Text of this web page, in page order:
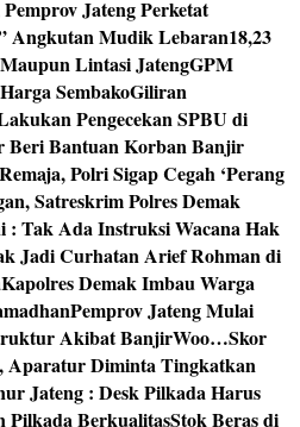
Jateng Perketat
Angkutan Mudik Lebaran18,23
Lintasi JatengGPM
SembakoGiliran
Pengecekan SPBU di
Beri Bantuan Korban Banjir
Polri Sigap Cegah ‘Perang
Satreskrim Polres Demak
: Tak Ada Instruksi Wacana Hak
Jadi Curhatan Arief Rohman di
Kapolres Demak Imbau Warga
Pemprov Jateng Mulai
Akibat BanjirWoo…Skor
Aparatur Diminta Tingkatkan
Jateng : Desk Pilkada Harus
Pilkada BerkualitasStok Beras di